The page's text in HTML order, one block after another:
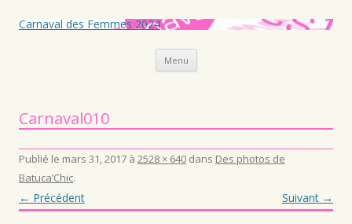
Carnaval des Femmes 2024
Menu Aller au contenu principal
Carnaval010
Publié le mars 31, 2017 à 2528 × 640 dans Des photos de
Batuca’Chic.
← Précédent Suivant →